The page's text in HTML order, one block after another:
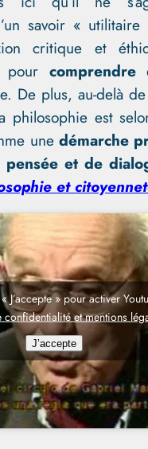
savoir «
critique et
pour comprendre
De plus, au-delà
philosophie est
une démarche
pensée et de
et
J’accepte » pour activer
confidentialité et mentions
J’accepte